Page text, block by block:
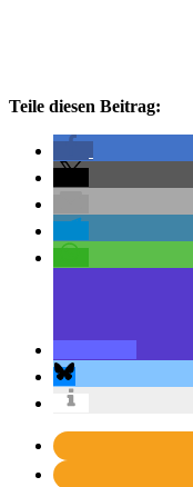
Teile diesen Beitrag: